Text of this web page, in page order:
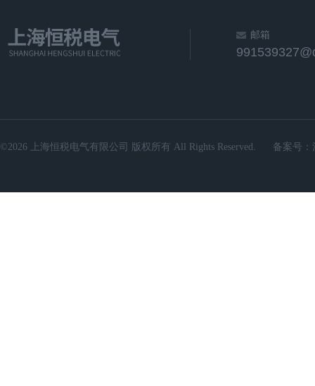
邮箱
©2026 上海恒税电气有限公司 版权所有 All Rights Reserved. 备案号：